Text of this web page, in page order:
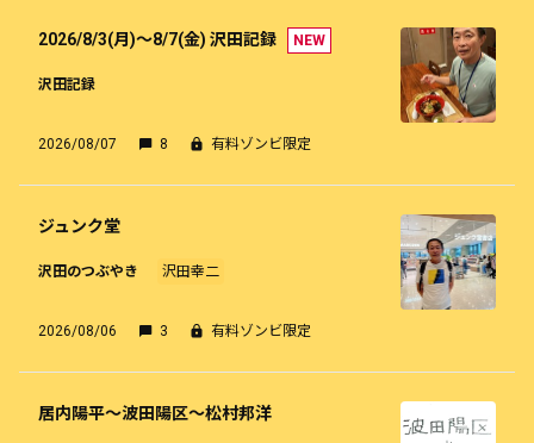
2026/8/3(月)～8/7(金) 沢田記録 NEW
沢田記録
2026/08/07 8 有料ゾンビ限定
ジュンク堂
沢田のつぶやき 沢田幸二
2026/08/06 3 有料ゾンビ限定
居内陽平～波田陽区～松村邦洋